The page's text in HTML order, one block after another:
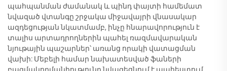
պահպանման ժամանակ և պինդ փայտի համեմատ
նվազած վտանգը շրջակա միջավայրի վնասակար
ազդեցության նկատմամբ, ինչը հնարավորություն է
տալիս արտադրողներին պահել ռազմավարական
նյութային պաշարներ՝ առանց որակի վատացման
վախի: Մեբելի համար նախատեսված ֆաների
բազմակողմանիությունը նվազեցնում է պահեստում